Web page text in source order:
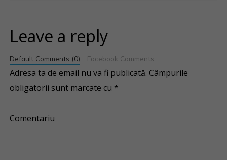
Leave a reply
Default Comments (0) Facebook Comments
Adresa ta de email nu va fi publicată. Câmpurile
obligatorii sunt marcate cu *
Comentariu